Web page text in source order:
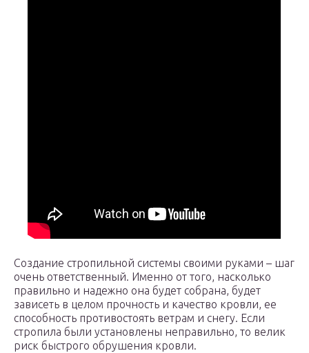
Создание стропильной системы своими руками – шаг
очень ответственный. Именно от того, насколько
правильно и надежно она будет собрана, будет
зависеть в целом прочность и качество кровли, ее
способность противостоять ветрам и снегу. Если
стропила были установлены неправильно, то велик
риск быстрого обрушения кровли.